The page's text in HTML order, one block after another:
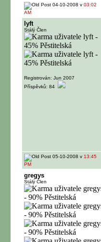
04-10-2008 v 03:02
AM
lyft
Stálý Člen
Registrován: Jun 2007
Příspěvků: 84
05-10-2008 v 13:45
PM
gregys
Stálý Člen